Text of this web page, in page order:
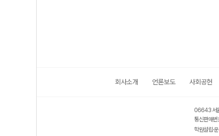
회사소개 언론보도 사회공헌
06643 서
통신판매
학원설립·